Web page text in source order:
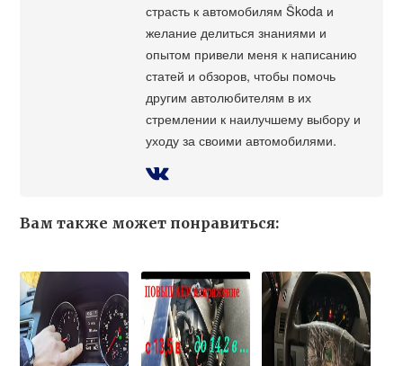
страсть к автомобилям Škoda и
желание делиться знаниями и
опытом привели меня к написанию
статей и обзоров, чтобы помочь
другим автолюбителям в их
стремлении к наилучшему выбору и
уходу за своими автомобилями.
Вам также может понравиться: